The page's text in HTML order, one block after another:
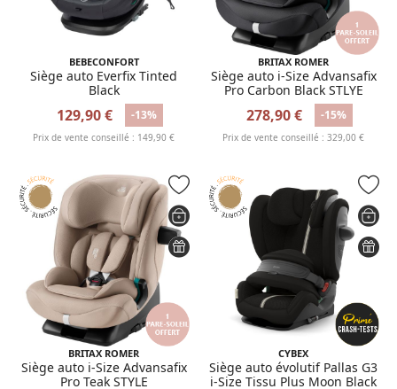
BEBECONFORT
Siège auto Everfix Tinted
Black
129,90 € -13%
Prix de vente conseillé : 149,90 €
BRITAX ROMER
Siège auto i-Size Advansafix
Pro Carbon Black STLYE
278,90 € -15%
Prix de vente conseillé : 329,00 €
BRITAX ROMER
Siège auto i-Size Advansafix
Pro Teak STYLE
CYBEX
Siège auto évolutif Pallas G3
i-Size Tissu Plus Moon Black